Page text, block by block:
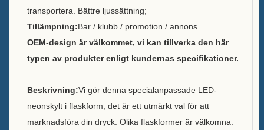
Hållbarhet
transportera. Bättre ljussättning;
Tillämpning:Bar / klubb / promotion / annons
OEM-design är välkommet, vi kan tillverka den här
typen av produkter enligt kundernas specifikationer.
Beskrivning:Vi gör denna specialanpassade LED-
neonskylt i flaskform, det är ett utmärkt val för att
marknadsföra din dryck. Olika flaskformer är välkomna.